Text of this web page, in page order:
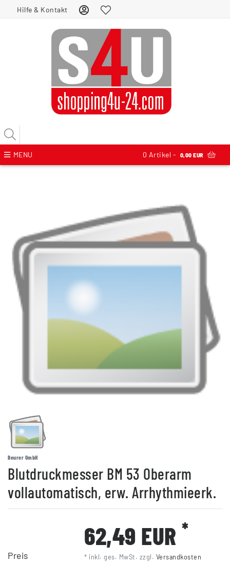
Hilfe & Kontakt
MENU 0 Artikel - 0,00 EUR
Beurer GmbH
Blutdruckmesser BM 53 Oberarm
vollautomatisch, erw. Arrhythmieerk.
Preis
62,49 EUR*
* inkl. ges. MwSt. zzgl. Versandkosten